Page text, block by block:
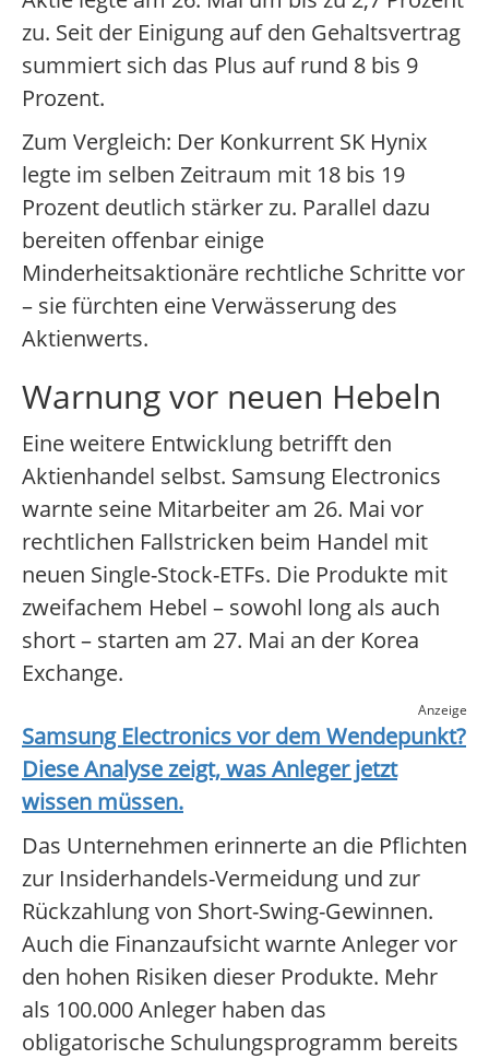
zu. Seit der Einigung auf den Gehaltsvertrag
summiert sich das Plus auf rund 8 bis 9
Prozent.
Zum Vergleich: Der Konkurrent SK Hynix
legte im selben Zeitraum mit 18 bis 19
Prozent deutlich stärker zu. Parallel dazu
bereiten offenbar einige
Minderheitsaktionäre rechtliche Schritte vor
– sie fürchten eine Verwässerung des
Aktienwerts.
Warnung vor neuen Hebeln
Eine weitere Entwicklung betrifft den
Aktienhandel selbst. Samsung Electronics
warnte seine Mitarbeiter am 26. Mai vor
rechtlichen Fallstricken beim Handel mit
neuen Single-Stock-ETFs. Die Produkte mit
zweifachem Hebel – sowohl long als auch
short – starten am 27. Mai an der Korea
Exchange.
Anzeige
Samsung Electronicsvor dem Wendepunkt?
Diese Analyse zeigt, was Anleger jetzt
wissen müssen.
Das Unternehmen erinnerte an die Pflichten
zur Insiderhandels-Vermeidung und zur
Rückzahlung von Short-Swing-Gewinnen.
Auch die Finanzaufsicht warnte Anleger vor
den hohen Risiken dieser Produkte. Mehr
als 100.000 Anleger haben das
obligatorische Schulungsprogramm bereits